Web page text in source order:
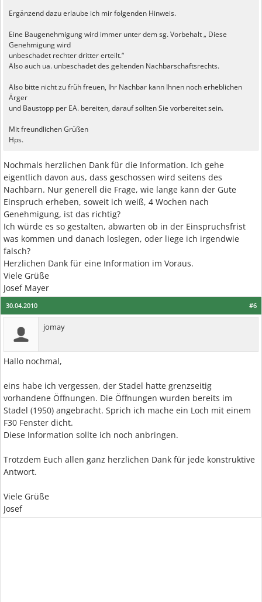
Ergänzend dazu erlaube ich mir folgenden Hinweis.
Eine Baugenehmigung wird immer unter dem sg. Vorbehalt „ Diese
Genehmigung wird
unbeschadet rechter dritter erteilt.“
Also auch ua. unbeschadet des geltenden Nachbarschaftsrechts.
Also bitte nicht zu früh freuen, Ihr Nachbar kann Ihnen noch erheblichen
Ärger
und Baustopp per EA. bereiten, darauf sollten Sie vorbereitet sein.
Mit freundlichen Grüßen
Hps.
Nochmals herzlichen Dank für die Information. Ich gehe
eigentlich davon aus, dass geschossen wird seitens des
Nachbarn. Nur generell die Frage, wie lange kann der Gute
Einspruch erheben, soweit ich weiß, 4 Wochen nach
Genehmigung, ist das richtig?
Ich würde es so gestalten, abwarten ob in der Einspruchsfrist
was kommen und danach loslegen, oder liege ich irgendwie
falsch?
Herzlichen Dank für eine Information im Voraus.
Viele Grüße
Josef Mayer
#6
30.04.2010
jomay
Hallo nochmal,
eins habe ich vergessen, der Stadel hatte grenzseitig
vorhandene Öffnungen. Die Öffnungen wurden bereits im
Stadel (1950) angebracht. Sprich ich mache ein Loch mit einem
F30 Fenster dicht.
Diese Information sollte ich noch anbringen.
Trotzdem Euch allen ganz herzlichen Dank für jede konstruktive
Antwort.
Viele Grüße
Josef